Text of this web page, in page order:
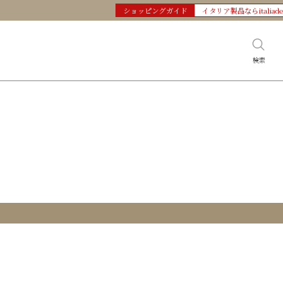
ショッピングガイド イタリア製品なら
検索